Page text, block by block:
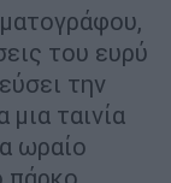
του ευρύ
την
μια ταινία
ωραίο